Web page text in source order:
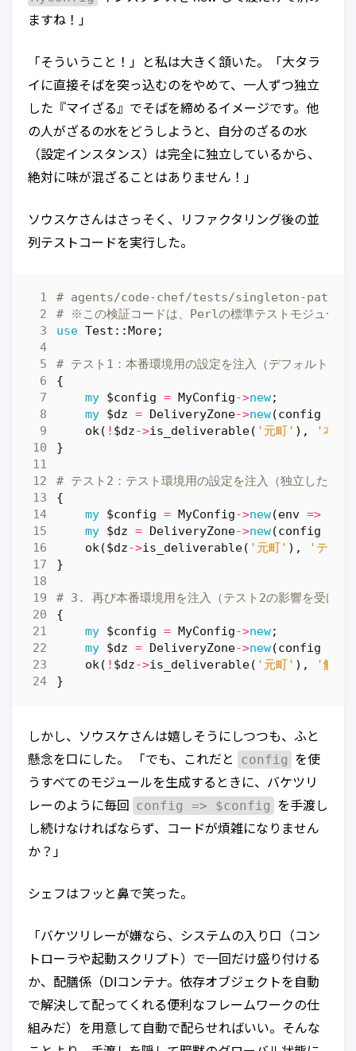
ますね！」
「そういうこと！」と私は大きく頷いた。「大タラ
イに直接そばを突っ込むのをやめて、一人ずつ独立
した『マイざる』でそばを締めるイメージです。他
の人がざるの水をどうしようと、自分のざるの水
（設定インスタンス）は完全に独立しているから、
絶対に味が混ざることはありません！」
ソウスケさんはさっそく、リファクタリング後の並
列テストコードを実行した。
# agents/code-chef/tests/singleton-
# ※この検証コードは、Perlの標準テストモジュール
use Test::More;
# テスト1：本番環境用の設定を注入（デフォルト
{
my $config = MyConfig->new;
my $dz = DeliveryZone->new(config
ok( ! $dz->is_deliverable( '元町' ),
'本番
}
# テスト2：テスト環境用の設定を注入（独立した別の
{
my $config = MyConfig->new(env =>
my $dz = DeliveryZone->new(config
ok($dz->is_deliverable( '元町' ),
'テスト
}
# 3. 再び本番環境用を注入（テスト2の影響を受けな
{
my $config = MyConfig->new;
my $dz = DeliveryZone->new(config
ok( ! $dz->is_deliverable( '元町' ),
'解決
}
しかし、ソウスケさんは嬉しそうにしつつも、ふと
懸念を口にした。 「でも、これだと
config
を使
うすべてのモジュールを生成するときに、バケツリ
レーのように毎回
config => $config
を手渡し
し続けなければならず、コードが煩雑になりません
か？」
シェフはフッと鼻で笑った。
「バケツリレーが嫌なら、システムの入り口（コン
トローラや起動スクリプト）で一回だけ盛り付ける
か、配膳係（DIコンテナ。依存オブジェクトを自動
で解決して配ってくれる便利なフレームワークの仕
組みだ）を用意して自動で配らせればいい。そんな